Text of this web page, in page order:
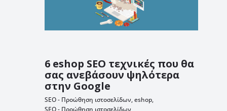
6 eshop SEO τεχνικές που θα
σας ανεβάσουν ψηλότερα
στην Google
SEO - Προώθηση ιστοσελίδων,eshop,